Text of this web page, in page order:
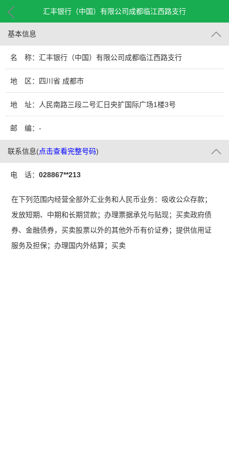
汇丰银行（中国）有限公司成都临江西路支行
基本信息
名 称：汇丰银行（中国）有限公司成都临江西路支行
地 区：四川省 成都市
地 址：人民南路三段二号汇日央扩国际广场1楼3号
邮 编：-
联系信息(点击查看完整号码)
电 话： 028867**213
在下列范围内经营全部外汇业务和人民币业务：吸收公众存款；
发放短期、中期和长期贷款；办理票据承兑与贴现；买卖政府债
券、金融债券，买卖股票以外的其他外币有价证券；提供信用证
服务及担保；办理国内外结算；买卖